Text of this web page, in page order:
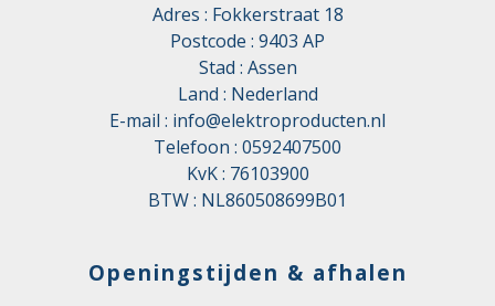
Adres : Fokkerstraat 18
Postcode : 9403 AP
Stad : Assen
Land : Nederland
E-mail : info@elektroproducten.nl
Telefoon : 0592407500
KvK : 76103900
BTW : NL860508699B01
Openingstijden & afhalen